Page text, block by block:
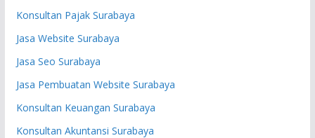
Konsultan Pajak Surabaya
Jasa Website Surabaya
Jasa Seo Surabaya
Jasa Pembuatan Website Surabaya
Konsultan Keuangan Surabaya
Konsultan Akuntansi Surabaya